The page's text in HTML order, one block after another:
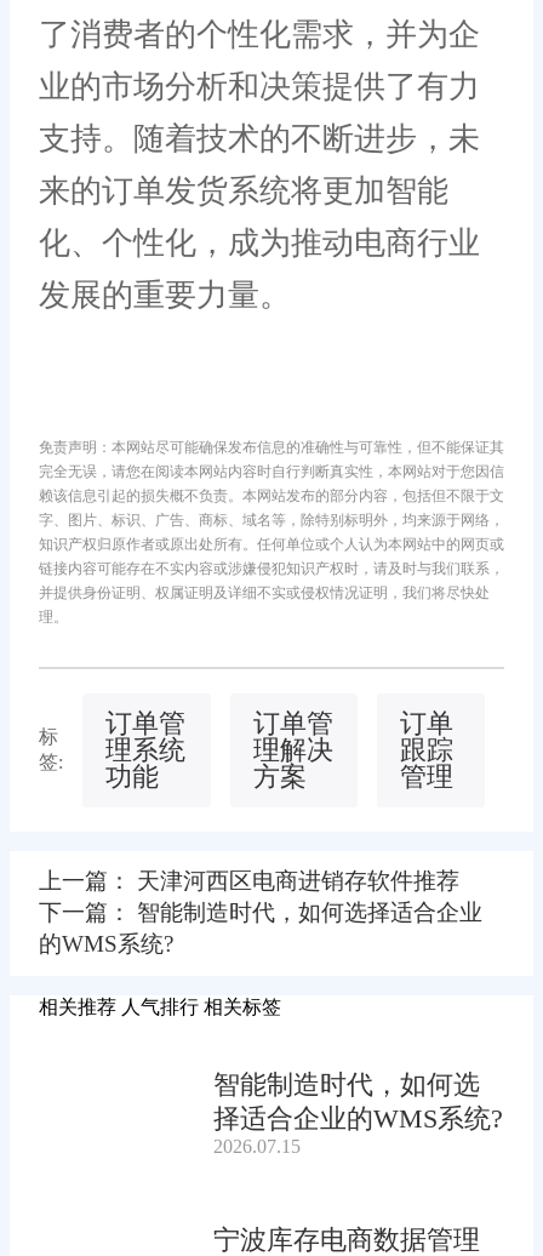
了消费者的个性化需求，并为企
业的市场分析和决策提供了有力
支持。随着技术的不断进步，未
来的订单发货系统将更加智能
化、个性化，成为推动电商行业
发展的重要力量。
免责声明：本网站尽可能确保发布信息的准确性与可靠性，但不能保证其
完全无误，请您在阅读本网站内容时自行判断真实性，本网站对于您因信
赖该信息引起的损失概不负责。本网站发布的部分内容，包括但不限于文
字、图片、标识、广告、商标、域名等，除特别标明外，均来源于网络，
知识产权归原作者或原出处所有。任何单位或个人认为本网站中的网页或
链接内容可能存在不实内容或涉嫌侵犯知识产权时，请及时与我们联系，
并提供身份证明、权属证明及详细不实或侵权情况证明，我们将尽快处
理。
标
签:
订单管
理系统
功能
订单管
理解决
方案
订单
跟踪
管理
上一篇： 天津河西区电商进销存软件推荐
下一篇： 智能制造时代，如何选择适合企业
的WMS系统?
相关推荐 人气排行 相关标签
智能制造时代，如何选
择适合企业的WMS系统?
2026.07.15
宁波库存电商数据管理